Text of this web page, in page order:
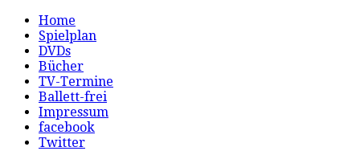
Home
Spielplan
DVDs
Bücher
TV-Termine
Ballett-frei
Impressum
facebook
Twitter